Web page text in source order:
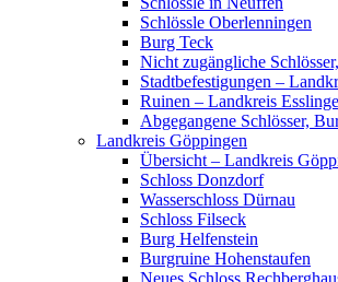
Schlössle Oberlenningen
Burg Teck
Nicht zugängliche
Stadtbefestigungen –
Ruinen – Landkreis
Abgegangene Schlösser,
Landkreis Göppingen
Übersicht – Landkreis
Schloss Donzdorf
Wasserschloss Dürnau
Schloss Filseck
Burg Helfenstein
Burgruine Hohenstaufen
Neues Schloss